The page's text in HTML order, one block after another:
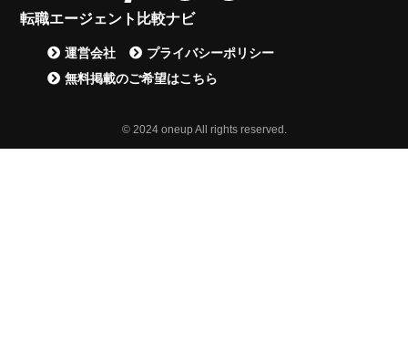
転職エージェント比較ナビ
運営会社
プライバシーポリシー
無料掲載のご希望はこちら
© 2024 oneup All rights reserved.